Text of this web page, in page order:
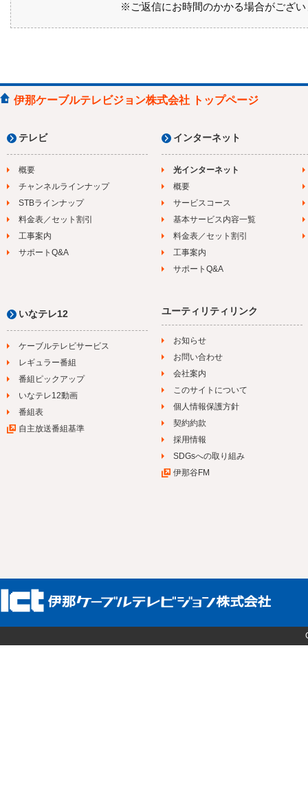
※ご返信にお時間のかかる場合がござ
伊那ケーブルテレビジョン株式会社 トップページ
テレビ
概要
チャンネルラインナップ
STBラインナップ
料金表／セット割引
工事案内
サポートQ&A
インターネット
光インターネット
概要
サービスコース
基本サービス内容一覧
料金表／セット割引
工事案内
サポートQ&A
いなテレ12
ケーブルテレビサービス
レギュラー番組
番組ピックアップ
いなテレ12動画
番組表
自主放送番組基準
ユーティリティリンク
お知らせ
お問い合わせ
会社案内
このサイトについて
個人情報保護方針
契約約款
採用情報
SDGsへの取り組み
伊那谷FM